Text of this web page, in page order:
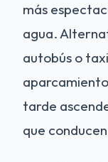
más
agua.
autobús o
tarde
que